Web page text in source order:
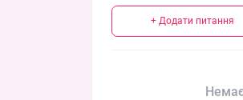
+ Додати питання